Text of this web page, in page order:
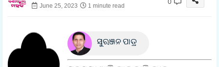
June 25, 2023
1 minute read
ସୁରଞ୍ଜନ ପାତ୍ର